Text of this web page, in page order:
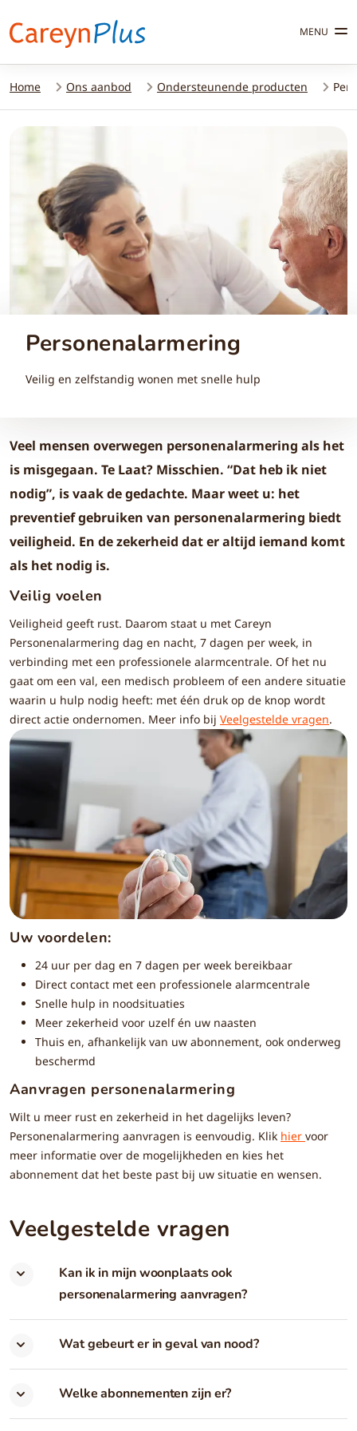
MENU
Home Ons aanbod Ondersteunende producten
Personenalarmering
Veilig en zelfstandig wonen met snelle hulp
Veel mensen overwegen personenalarmering als het
is misgegaan. Te Laat? Misschien. “Dat heb ik niet
nodig”, is vaak de gedachte. Maar weet u: het
preventief gebruiken van personenalarmering biedt
veiligheid. En de zekerheid dat er altijd iemand komt
als het nodig is.
Veilig voelen
Veiligheid geeft rust. Daarom staat u met Careyn
Personenalarmering dag en nacht, 7 dagen per week, in
verbinding met een professionele alarmcentrale. Of het nu
gaat om een val, een medisch probleem of een andere situatie
waarin u hulp nodig heeft: met één druk op de knop wordt
direct actie ondernomen. Meer info bij Veelgestelde vragen.
Uw voordelen:
24 uur per dag en 7 dagen per week bereikbaar
Direct contact met een professionele alarmcentrale
Snelle hulp in noodsituaties
Meer zekerheid voor uzelf én uw naasten
Thuis en, afhankelijk van uw abonnement, ook onderweg
beschermd
Aanvragen personenalarmering
Wilt u meer rust en zekerheid in het dagelijks leven?
Personenalarmering aanvragen is eenvoudig. Klik hier voor
meer informatie over de mogelijkheden en kies het
abonnement dat het beste past bij uw situatie en wensen.
Veelgestelde vragen
Kan ik in mijn woonplaats ook
personenalarmering aanvragen?
Wat gebeurt er in geval van nood?
Welke abonnementen zijn er?